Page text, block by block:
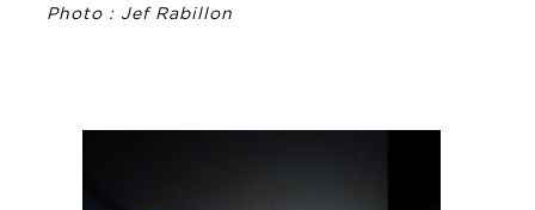
Photo : Jef Rabillon